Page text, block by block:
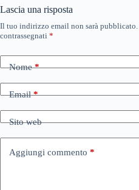
Lascia una risposta
Il tuo indirizzo email non sarà pubblicato.
contrassegnati *
Nome*
Email*
Sito web
Aggiungi commento *